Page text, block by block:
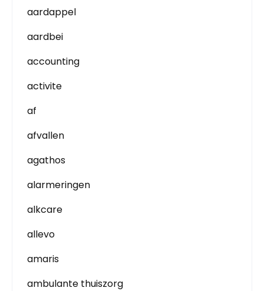
aardappel
aardbei
accounting
activite
af
afvallen
agathos
alarmeringen
alkcare
allevo
amaris
ambulante thuiszorg